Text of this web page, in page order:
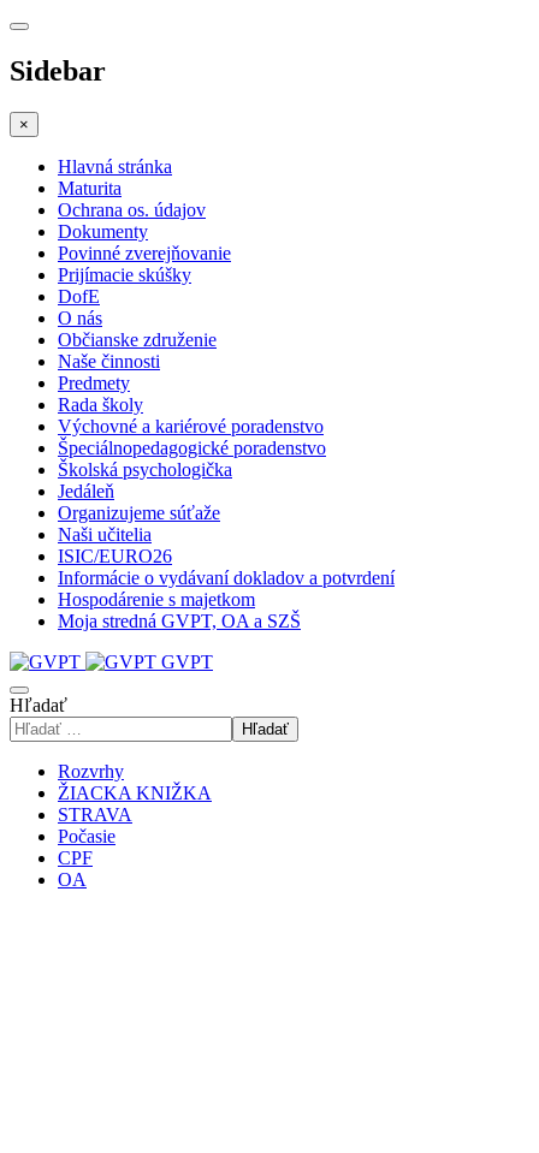
Sidebar
×
Hlavná stránka
Maturita
Ochrana os. údajov
Dokumenty
Povinné zverejňovanie
Prijímacie skúšky
DofE
O nás
Občianske združenie
Naše činnosti
Predmety
Rada školy
Výchovné a kariérové poradenstvo
Špeciálnopedagogické poradenstvo
Školská psychologička
Jedáleň
Organizujeme súťaže
Naši učitelia
ISIC/EURO26
Informácie o vydávaní dokladov a potvrdení
Hospodárenie s majetkom
Moja stredná GVPT, OA a SZŠ
GVPT
Hľadať
Hľadať
Rozvrhy
ŽIACKA KNIŽKA
STRAVA
Počasie
CPF
OA